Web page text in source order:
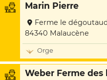
Marin Pierre
Ferme le
84340 Malaucène
Orge
Weber Ferme